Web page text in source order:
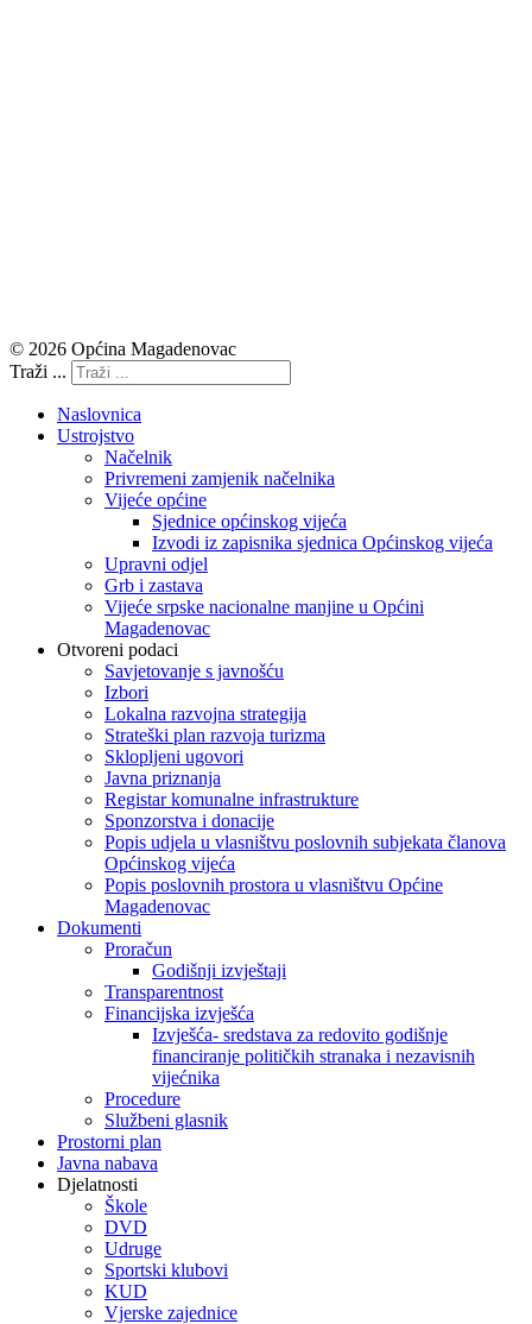
© 2026 Općina Magadenovac
Traži ...
Naslovnica
Ustrojstvo
Načelnik
Privremeni zamjenik načelnika
Vijeće općine
Sjednice općinskog vijeća
Izvodi iz zapisnika sjednica Općinskog vijeća
Upravni odjel
Grb i zastava
Vijeće srpske nacionalne manjine u Općini
Magadenovac
Otvoreni podaci
Savjetovanje s javnošću
Izbori
Lokalna razvojna strategija
Strateški plan razvoja turizma
Sklopljeni ugovori
Javna priznanja
Registar komunalne infrastrukture
Sponzorstva i donacije
Popis udjela u vlasništvu poslovnih subjekata članova
Općinskog vijeća
Popis poslovnih prostora u vlasništvu Općine
Magadenovac
Dokumenti
Proračun
Godišnji izvještaji
Transparentnost
Financijska izvješća
Izvješća- sredstava za redovito godišnje
financiranje političkih stranaka i nezavisnih
vijećnika
Procedure
Službeni glasnik
Prostorni plan
Javna nabava
Djelatnosti
Škole
DVD
Udruge
Sportski klubovi
KUD
Vjerske zajednice